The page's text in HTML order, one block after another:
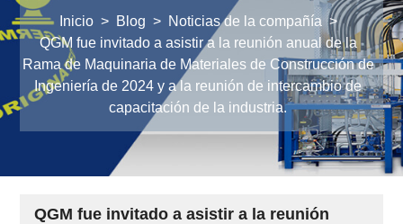
Inicio > Blog > Noticias de la compañía >
QGM fue invitado a asistir a la reunión anual de la
Rama de Maquinaria de Materiales de Construcción de
Ingeniería de 2024 y a la reunión de intercambio de
capacitación de la industria.
QGM fue invitado a asistir a la reunión